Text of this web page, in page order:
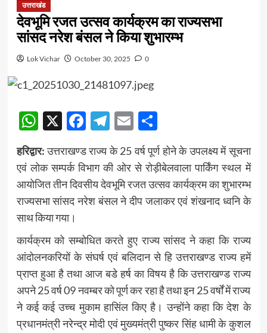
उत्तराखंड
देवभूमि रजत उत्सव कार्यक्रम का राज्यसभा
सांसद नरेश बंसल ने किया शुभारम्भ
Lok Vichar October 30, 2025 0
WhatsApp
X Facebook
Telegram
EmailShare
हरिद्वार:उत्तराखण्ड राज्य के 25 वर्ष पूर्ण होने के उपलक्ष्य में सूचना
एवं लोक सम्पर्क विभाग की ओर से रोड़ीबेलवाला पार्किंग स्थल में
आयोजित तीन दिवसीय देवभूमि रजत उत्सव कार्यक्रम का शुभारम्भ
राज्यसभा सांसद नरेश बंसल ने दीप जलाकर एवं शंखनाद ध्वनि के
साथ किया गया।
कार्यक्रम को सम्बोधित करते हुए राज्य सांसद ने कहा कि राज्य
आंदोलनकरियों के संघर्ष एवं बलिदान से हि उत्तराखण्ड राज्य हमें
प्राप्त हुआ है तथा आज बडे हर्ष का विषय है कि उत्तराखण्ड राज्य
अपने 25 वर्ष 09 नवम्बर को पूर्ण कर रहा है तथा इन 25 वर्षों में राज्य
ने कई कई उच्च मुकाम हासिंल किए है। उन्होंने कहा कि देश के
प्रधानमंत्री नरेन्द्र मोदी एवं मुख्यमंत्री पुष्कर सिंह धामी के कुशल